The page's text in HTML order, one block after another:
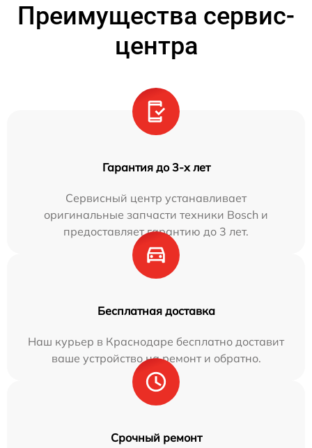
Преимущества сервис-
центра
Гарантия до 3-х лет
Сервисный центр устанавливает
оригинальные запчасти техники Bosch и
предоставляет гарантию до 3 лет.
Бесплатная доставка
Наш курьер в Краснодаре бесплатно доставит
ваше устройство на ремонт и обратно.
Срочный ремонт